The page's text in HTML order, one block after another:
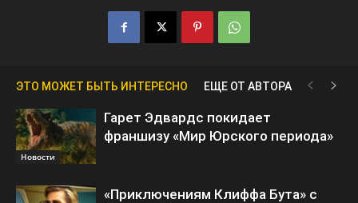
ЭТО МОЖЕТ БЫТЬ ИНТЕРЕСНО ЕЩЕ ОТ АВТОРА
Новости
Гарет Эдвардс покидает
франшизу «Мир Юрского периода»
«Приключениям Клиффа Бута» с